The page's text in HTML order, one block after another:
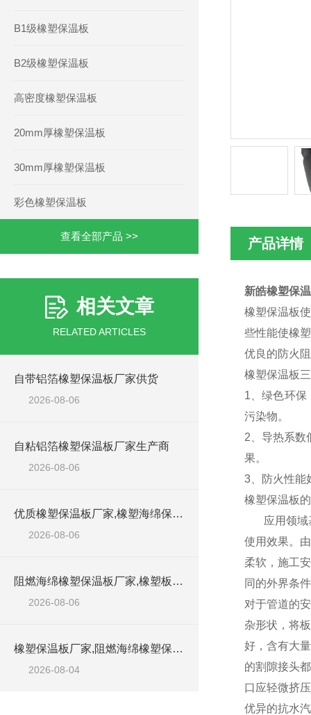
B1级橡塑保温板
B2级橡塑保温板
高密度橡塑保温板
20mm厚橡塑保温板
30mm厚橡塑保温板
彩色橡塑保温板
查看全部产品 >>
相关文章
RELATED ARTICLES
自带铝箔橡塑保温板厂家供货
2026-08-06
自粘铝箔橡塑保温板厂家生产商
2026-08-06
优质橡塑保温板厂家,橡塑海绵保温材料供货商
2026-08-06
阻燃海绵橡塑保温板厂家,橡塑板厂家销售点
2026-08-06
橡塑保温板厂家,阻燃海绵橡塑保温板厂家出售
2026-08-04
产品详情
新皓橡塑保
橡塑保温板
些性能使橡
优良的防火
橡塑保温板
1、绿色环保
污染物。
2、导热系数
果。
3、防火性能
橡塑保温板
应用领域基
使用效果。
柔软，施工
同的外界条
对于管道的
杂形状，将
好，含有大
的割隙接头
口应轻微挤
优异的抗水